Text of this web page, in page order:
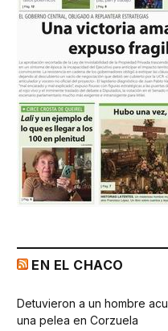
EN EL CHACO
Detuvieron a un hombre
una pelea en Corzuela